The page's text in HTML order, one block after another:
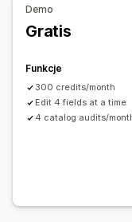
Pozycjonowanie
Pozycjonowanie
Demo
Gratis
Funkcje
300 credits/month
Edit 4 fields at a time
4 catalog audits/